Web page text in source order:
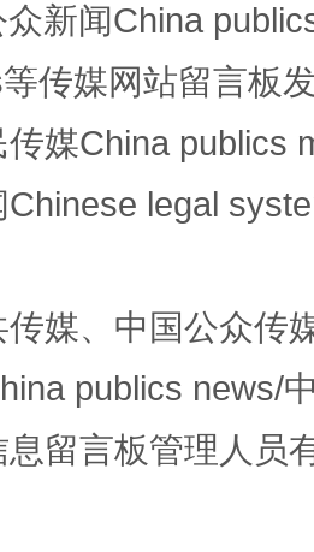
“隐身衣” 如何以
新闻China
传媒网站留言板
媒China publics
legal
媒、中国公众传
publics news/
留言板管理人员